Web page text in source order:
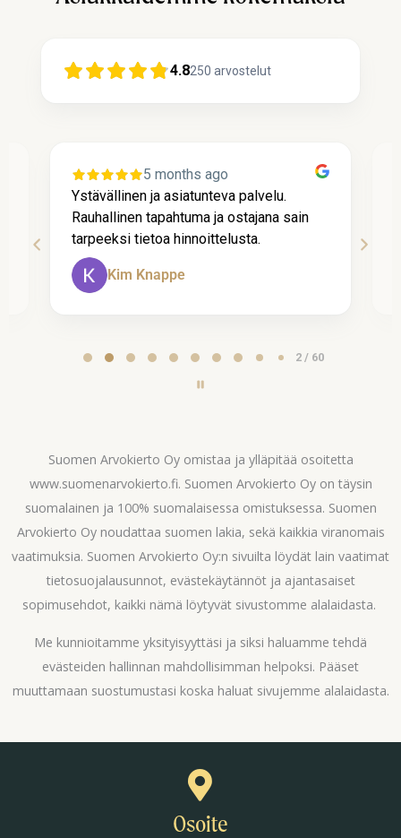
4.8250 arvostelut
5 months ago
Ystävällinen ja asiatunteva palvelu.
Rauhallinen tapahtuma ja ostajana sain
tarpeeksi tietoa hinnoittelusta.
Kim Knappe
2 / 60
Suomen Arvokierto Oy omistaa ja ylläpitää osoitetta
www.suomenarvokierto.fi. Suomen Arvokierto Oy on täysin
suomalainen ja 100% suomalaisessa omistuksessa. Suomen
Arvokierto Oy noudattaa suomen lakia, sekä kaikkia viranomais
vaatimuksia. Suomen Arvokierto Oy:n sivuilta löydät lain vaatimat
tietosuojalausunnot, evästekäytännöt ja ajantasaiset
sopimusehdot, kaikki nämä löytyvät sivustomme alalaidasta.
Me kunnioitamme yksityisyyttäsi ja siksi haluamme tehdä
evästeiden hallinnan mahdollisimman helpoksi. Pääset
muuttamaan suostumustasi koska haluat sivujemme alalaidasta.
Osoite